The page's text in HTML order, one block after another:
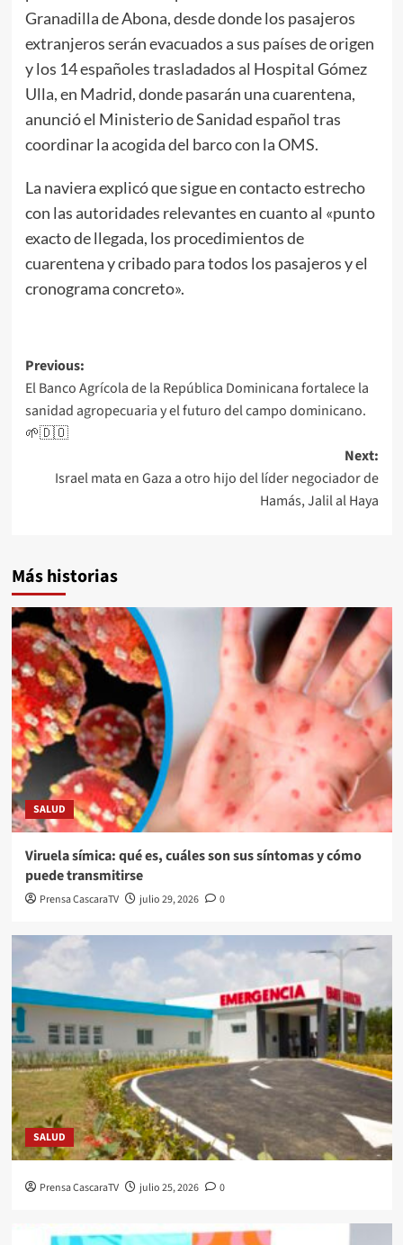
Granadilla de Abona, desde donde los pasajeros
extranjeros serán evacuados a sus países de origen
y los 14 españoles trasladados al Hospital Gómez
Ulla, en Madrid, donde pasarán una cuarentena,
anunció el Ministerio de Sanidad español tras
coordinar la acogida del barco con la OMS.
La naviera explicó que sigue en contacto estrecho
con las autoridades relevantes en cuanto al «punto
exacto de llegada, los procedimientos de
cuarentena y cribado para todos los pasajeros y el
cronograma concreto».
Previous:
El Banco Agrícola de la República Dominicana fortalece la
sanidad agropecuaria y el futuro del campo dominicano.
🌱🇩🇴
Next:
Israel mata en Gaza a otro hijo del líder negociador de
Hamás, Jalil al Haya
Más historias
SALUD
Viruela símica: qué es, cuáles son sus síntomas y cómo
puede transmitirse
Prensa CascaraTV julio 29, 2026 0
SALUD
Prensa CascaraTV julio 25, 2026 0